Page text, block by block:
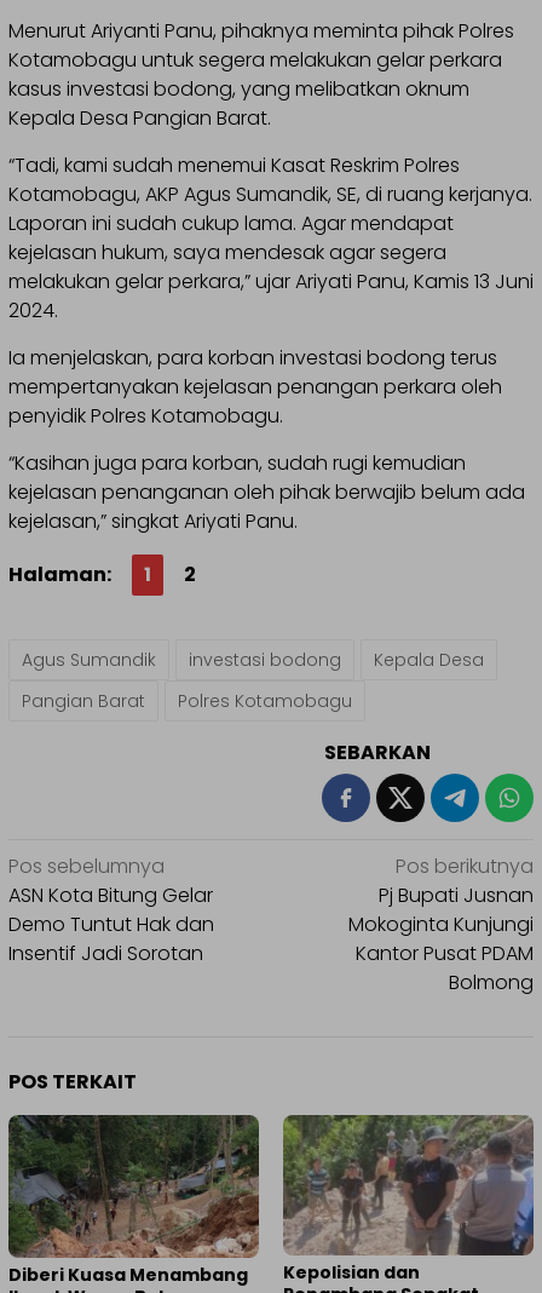
Menurut Ariyanti Panu, pihaknya meminta pihak Polres
Kotamobagu untuk segera melakukan gelar perkara
kasus investasi bodong, yang melibatkan oknum
Kepala Desa Pangian Barat.
“Tadi, kami sudah menemui Kasat Reskrim Polres
Kotamobagu, AKP Agus Sumandik, SE, di ruang kerjanya.
Laporan ini sudah cukup lama. Agar mendapat
kejelasan hukum, saya mendesak agar segera
melakukan gelar perkara,” ujar Ariyati Panu, Kamis 13 Juni
2024.
Ia menjelaskan, para korban investasi bodong terus
mempertanyakan kejelasan penangan perkara oleh
penyidik Polres Kotamobagu.
“Kasihan juga para korban, sudah rugi kemudian
kejelasan penanganan oleh pihak berwajib belum ada
kejelasan,” singkat Ariyati Panu.
Halaman:
1 2
Agus Sumandik investasi bodong
Kepala Desa
Pangian Barat
Polres Kotamobagu
SEBARKAN
Navigasi
pos
Pos sebelumnya
ASN Kota Bitung Gelar
Demo Tuntut Hak dan
Insentif Jadi Sorotan
Pos berikutnya
Pj Bupati Jusnan
Mokoginta Kunjungi
Kantor Pusat PDAM
Bolmong
POS TERKAIT
Diberi Kuasa Menambang
Kepolisian dan